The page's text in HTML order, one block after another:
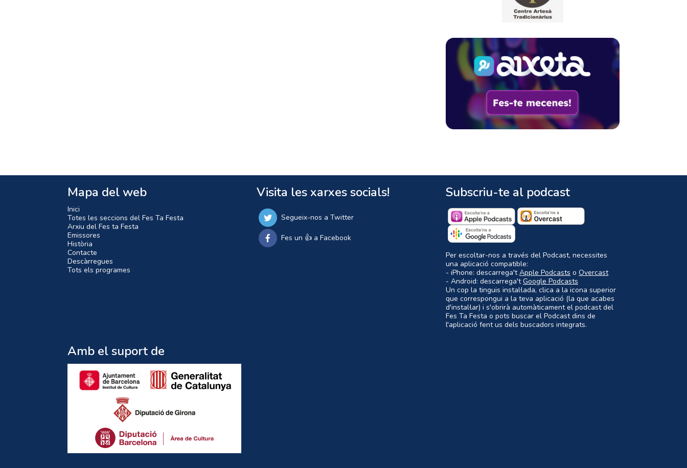
Mapa del web
Inici
Totes les seccions del Fes Ta Festa
Arxiu del Fes ta Festa
Emissores
Història
Contacte
Descàrregues
Tots els programes
Visita les xarxes socials!
Segueix-nos a Twitter
Fes un 👍 a Facebook
Subscriu-te al podcast
Per escoltar-nos a través del Podcast, necessites
una aplicació compatible:
- iPhone: descarrega'tApple Podcasts o Overcast
- Android: descarrega'tGoogle Podcasts
Un cop la tinguis instal·lada, clica a la icona superior
que correspongui a la teva aplicació (la que acabes
d'instal·lar) i s'obrirà automàticament el podcast del
Fes Ta Festa o pots buscar el Podcast dins de
l'aplicació fent us dels buscadors integrats.
Amb el suport de